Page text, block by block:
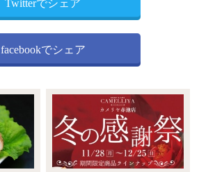
Twitterでシェア
facebookでシェア